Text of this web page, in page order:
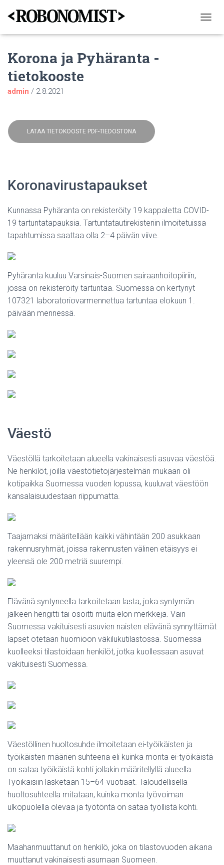
A
Korona ja Pyhäranta -
tietokooste
admin / 2.8.2021
LATAA TIETOKOOSTE PDF-TIEDOSTONA
Koronavirustapaukset
Kunnassa Pyhäranta on rekisteröity 19 kappaletta COVID-
19 tartuntatapauksia. Tartuntatautirekisteriin ilmoitetuissa
tapahtumissa saattaa olla 2–4 päivän viive.
Pyhäranta kuuluu Varsinais-Suomen sairaanhoitopiiriin,
jossa on rekisteröity tartuntaa. Suomessa on kertynyt
107321 laboratoriovarmennettua tartuntaa elokuun 1.
päivään mennessä.
Väestö
Väestöllä tarkoitetaan alueella vakinaisesti asuvaa väestöä.
Ne henkilöt, joilla väestötietojärjestelmän mukaan oli
kotipaikka Suomessa vuoden lopussa, kuuluvat väestöön
kansalaisuudestaan riippumatta.
Taajamaksi määritellään kaikki vähintään 200 asukkaan
rakennusryhmät, joissa rakennusten välinen etäisyys ei
yleensä ole 200 metriä suurempi.
Elävänä syntyneella tarkoitetaan lasta, joka syntymän
jälkeen hengitti tai osoitti muita elon merkkeja. Vain
Suomessa vakituisesti asuvien naisten elävänä synnyttämät
lapset otetaan huomioon väkilukutilastossa. Suomessa
kuolleeksi tilastoidaan henkilöt, jotka kuollessaan asuvat
vakituisesti Suomessa.
Väestöllinen huoltosuhde ilmoitetaan ei-työikäisten ja
työikäisten määrien suhteena eli kuinka monta ei-työikäistä
on sataa työikäistä kohti jollakin määritellyllä alueella.
Työikäisiin lasketaan 15–64-vuotiaat. Taloudellisella
huoltosuhteella mitataan, kuinka monta työvoiman
ulkopuolella olevaa ja työtöntä on sataa työllistä kohti.
Maahanmuuttanut on henkilö, joka on tilastovuoden aikana
muuttanut vakinaisesti asumaan Suomeen.